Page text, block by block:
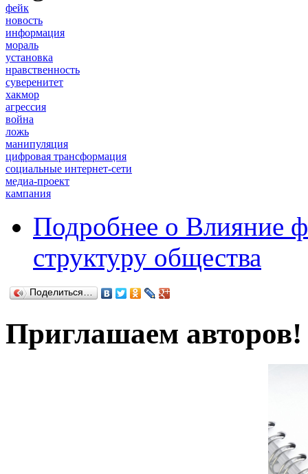
фейк
новость
информация
мораль
установка
нравственность
суверенитет
хакмор
агрессия
война
ложь
манипуляция
цифровая трансформация
социальные интернет-сети
медиа-проект
кампания
Подробнее о Влияние
структуру общества
Поделиться…
Приглашаем авторов!